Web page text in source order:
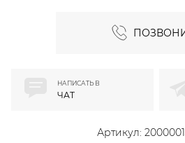
Артикул:
НАПИСАТЬ В
ЧАТ